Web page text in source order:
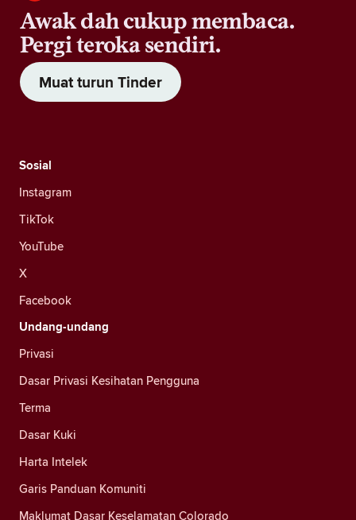
Awak dah cukup membaca.
Pergi teroka sendiri.
Muat turun Tinder
Sosial
Instagram
TikTok
YouTube
X
Facebook
Undang-undang
Privasi
Dasar Privasi Kesihatan Pengguna
Terma
Dasar Kuki
Harta Intelek
Garis Panduan Komuniti
Maklumat Dasar Keselamatan Colorado